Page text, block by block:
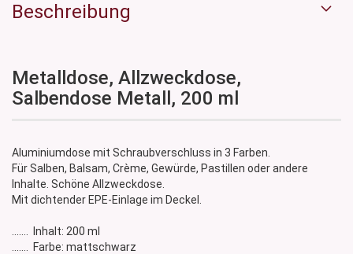
Beschreibung
Metalldose, Allzweckdose,
Salbendose Metall, 200 ml
Aluminiumdose mit Schraubverschluss in 3 Farben.
Für Salben, Balsam, Crème, Gewürde, Pastillen oder andere
Inhalte. Schöne Allzweckdose.
Mit dichtender EPE-Einlage im Deckel.
....... Inhalt: 200 ml
....... Farbe: mattschwarz